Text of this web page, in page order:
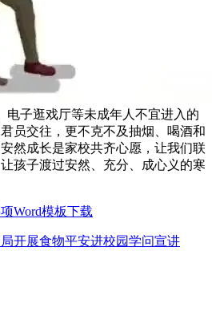
电子逛戏厅等未成年人不宜进入的
员交往，更不克不及抽烟、喝酒和
然成长是家校共齐心愿，让我们联
孩子渡过安然、充分、成心义的寒
Word模板下载
开展食物平安进校园学问宣讲